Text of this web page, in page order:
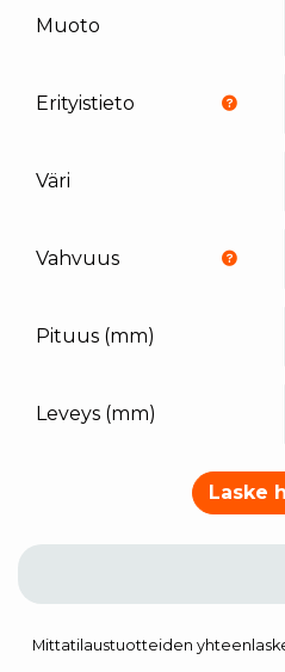
Muoto
Erityistieto
Väri
Vahvuus
Pituus (mm)
Leveys (mm)
Laske
Mittatilaustuotteiden